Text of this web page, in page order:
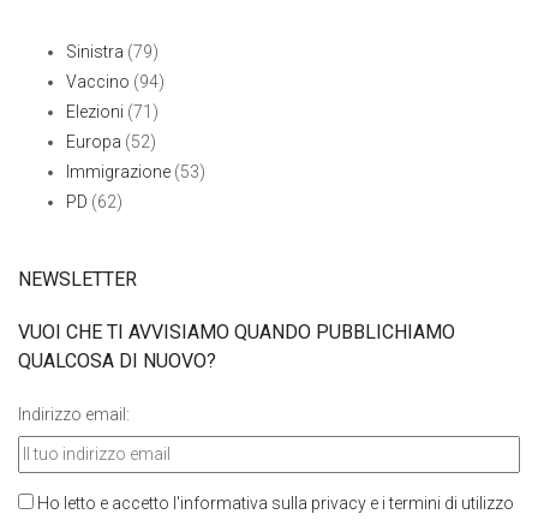
Sinistra (79)
Vaccino (94)
Elezioni (71)
Europa (52)
Immigrazione (53)
PD (62)
NEWSLETTER
VUOI CHE TI AVVISIAMO QUANDO PUBBLICHIAMO
QUALCOSA DI NUOVO?
Indirizzo email:
Ho letto e accetto l'informativa sulla privacy e i termini di utilizzo